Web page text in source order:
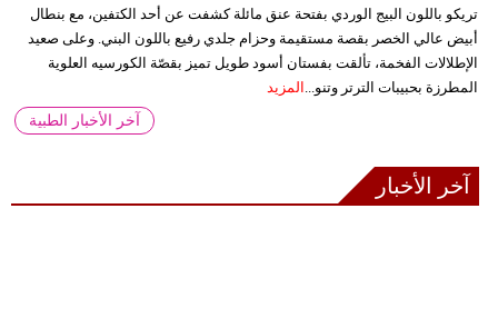
تريكو باللون البيج الوردي بفتحة عنق مائلة كشفت عن أحد الكتفين، مع بنطال
أبيض عالي الخصر بقصة مستقيمة وحزام جلدي رفيع باللون البني. وعلى صعيد
الإطلالات الفخمة، تألقت بفستان أسود طويل تميز بقصّة الكورسيه العلوية
المطرزة بحبيبات الترتر وتنو... المزيد
آخر الأخبار الطبية
آخر الأخبار